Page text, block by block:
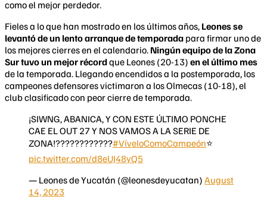
como el mejor perdedor.
Fieles a lo que han mostrado en los últimos años, Leones se
levantó de un lento arranque de temporada para firmar uno de
los mejores cierres en el calendario. Ningún equipo de la Zona
Sur tuvo un mejor récordque Leones (20-13) en el último mes
de la temporada. Llegando encendidos a la postemporada, los
campeones defensores victimaron a los Olmecas (10-18), el
club clasificado con peor cierre de temporada.
¡SIWNG, ABANICA, Y CON ESTE ÚLTIMO PONCHE
CAE EL OUT 27 Y NOS VAMOS A LA SERIE DE
ZONA!????????????#VíveloComoCampeón⭐️
pic.twitter.com/d8eUJ48yQ5
— Leones de Yucatán (@leonesdeyucatan) August
14, 2023